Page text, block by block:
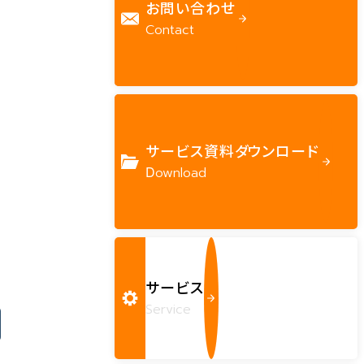
お問い合わせ
Contact
サービス資料ダウンロード
Download
サービス
Service